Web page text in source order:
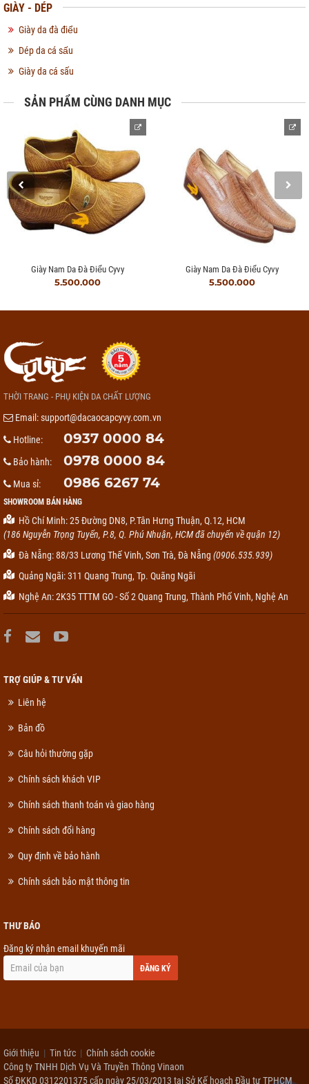
GIÀY - DÉP
Giày da đà điểu
Dép da cá sấu
Giày da cá sấu
SẢN PHẨM CÙNG DANH MỤC
Giày Nam Da Đà Điểu Cyvy
5.500.000
Giày Nam Da Đà Điểu Cyvy
5.500.000
THỜI TRANG - PHỤ KIỆN DA CHẤT LƯỢNG
Email:support@dacaocapcyvy.com.vn
Hotline:
0937 0000 84
Bảo hành: 0978 0000 84
Mua sỉ: 0986 6267 74
SHOWROOM BÁN HÀNG
Hồ Chí Minh: 25 Đường DN8, P.Tân Hưng Thuận, Q.12, HCM
(186 Nguyễn Trọng Tuyển, P.8, Q. Phú Nhuận, HCM đã chuyển về quận 12)
Đà Nẵng: 88/33 Lương Thế Vinh, Sơn Trà, Đà Nẵng (0906.535.939)
Quảng Ngãi: 311 Quang Trung, Tp. Quãng Ngãi
Nghệ An: 2K35 TTTM GO - Số 2 Quang Trung, Thành Phố Vinh, Nghệ An
TRỢ GIÚP & TƯ VẤN
Liên hệ
Bản đồ
Câu hỏi thường gặp
Chính sách khách VIP
Chính sách thanh toán và giao hàng
Chính sách đổi hàng
Quy định về bảo hành
Chính sách bảo mật thông tin
THƯ BÁO
Đăng ký nhận email khuyến mãi
ĐĂNG KÝ
Giới thiệu Tin tức
Chính sách cookie
Công ty TNHH Dịch Vụ Và Truyền Thông Vinaon
Số ĐKKD 0312201375 cấp ngày 25/03/2013 tại Sở Kế hoạch Đầu tư TPHCM